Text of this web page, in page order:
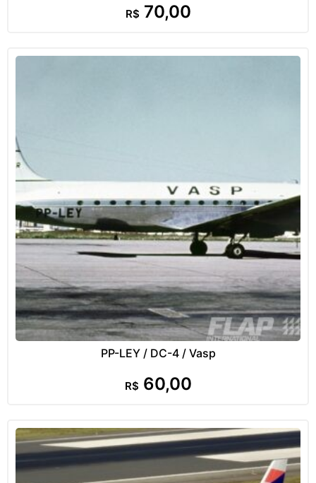
R$ 70,00
PP-LEY / DC-4 / Vasp
R$ 60,00